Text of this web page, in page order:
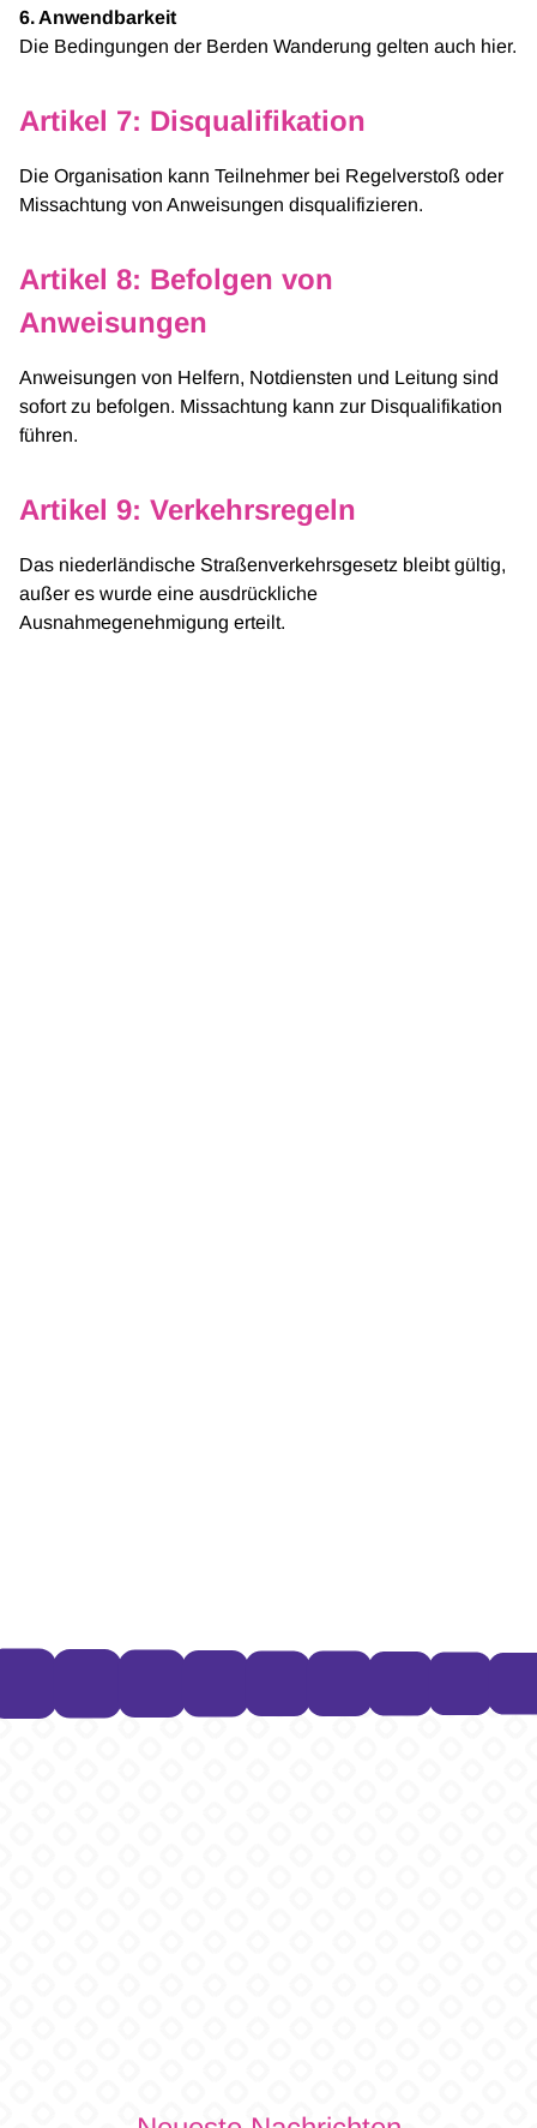
6. Anwendbarkeit
Die Bedingungen der Berden Wanderung gelten auch hier.
Artikel 7: Disqualifikation
Die Organisation kann Teilnehmer bei Regelverstoß oder
Missachtung von Anweisungen disqualifizieren.
Artikel 8: Befolgen von
Anweisungen
Anweisungen von Helfern, Notdiensten und Leitung sind
sofort zu befolgen. Missachtung kann zur Disqualifikation
führen.
Artikel 9: Verkehrsregeln
Das niederländische Straßenverkehrsgesetz bleibt gültig,
außer es wurde eine ausdrückliche
Ausnahmegenehmigung erteilt.